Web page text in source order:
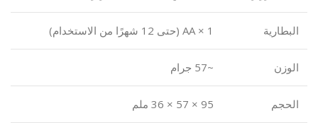
البطارية 1 × AA (حتى 12 شهرًا من الاستخدام)
الوزن ~57 جرام
الحجم 95 × 57 × 36 ملم